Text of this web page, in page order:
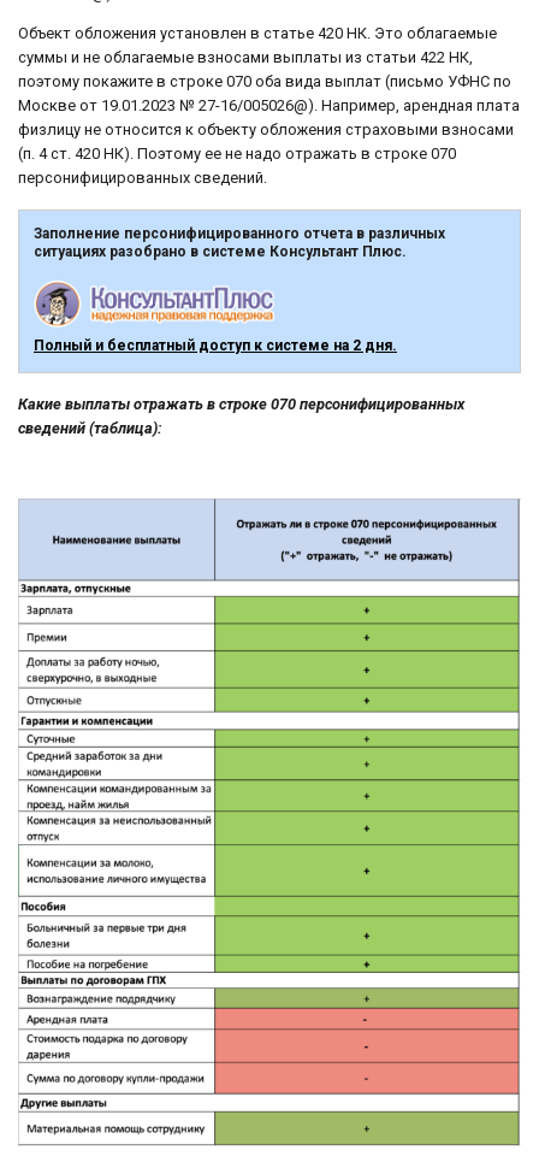
Объект обложения установлен в статье 420 НК. Это облагаемые
суммы и не облагаемые взносами выплаты из статьи 422 НК,
поэтому покажите в строке 070 оба вида выплат (письмо УФНС по
Москве от 19.01.2023 № 27-16/005026@). Например, арендная плата
физлицу не относится к объекту обложения страховыми взносами
(п. 4 ст. 420 НК). Поэтому ее не надо отражать в строке 070
персонифицированных сведений.
Заполнение персонифицированного отчета в различных
ситуациях разобрано в системе Консультант Плюс.
Полный и бесплатный доступ к системе на 2 дня.
Какие выплаты отражать в строке 070 персонифицированных
сведений (таблица):